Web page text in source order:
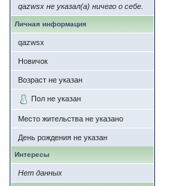
qazwsx не указал(а) ничего о себе.
Личная информация
qazwsx
Новичок
Возраст не указан
Пол не указан
Место жительства не указано
День рождения не указан
Интересы
Нет данных